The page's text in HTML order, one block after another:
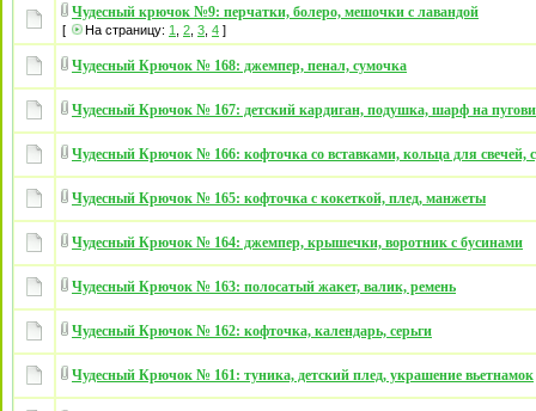
Чудесный крючок №9: перчатки, болеро, мешочки с лавандой
[ На страницу: 1 2 3 4 ]
Чудесный Крючок № 168: джемпер, пенал, сумочка
Чудесный Крючок № 167: детский кардиган, подушка, шарф на
Чудесный Крючок № 166: кофточка со вставками, кольца для свечей,
Чудесный Крючок № 165: кофточка с кокеткой, плед, манжеты
Чудесный Крючок № 164: джемпер, крышечки, воротник с бусинами
Чудесный Крючок № 163: полосатый жакет, валик, ремень
Чудесный Крючок № 162: кофточка, календарь, серьги
Чудесный Крючок № 161: туника, детский плед, украшение вьетнамок